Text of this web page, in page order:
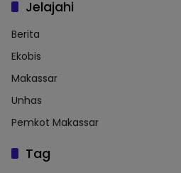
Jelajahi
Berita
Ekobis
Makassar
Unhas
Pemkot Makassar
Tag